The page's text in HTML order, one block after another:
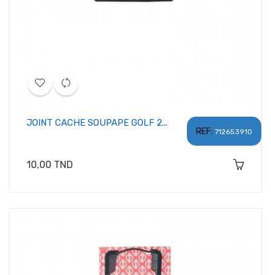
REF: 712653910
JOINT CACHE SOUPAPE GOLF 2...
Prix
10,00 TND